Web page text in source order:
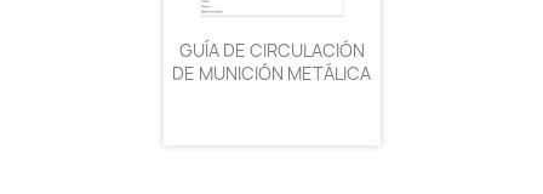
GUÍA DE CIRCULACIÓN
DE MUNICIÓN METÁLICA